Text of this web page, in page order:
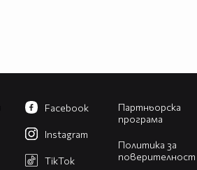
Партньорска
програма
Политика за
поверителност
Facebook
Instagram
TikTok